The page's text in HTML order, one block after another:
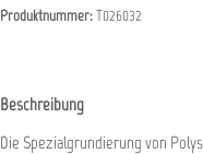
Produktnummer:T026032
Beschreibung
Die Spezialgrundierung von